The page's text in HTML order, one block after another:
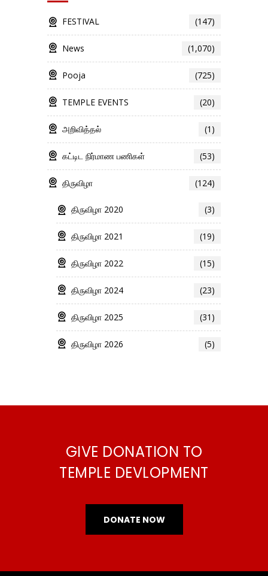
FESTIVAL (147)
News (1,070)
Pooja (725)
TEMPLE EVENTS (20)
அறிவித்தல் (1)
கட்டிட நிர்மாண பணிகள் (53)
திருவிழா (124)
திருவிழா 2020 (3)
திருவிழா 2021 (19)
திருவிழா 2022 (15)
திருவிழா 2024 (23)
திருவிழா 2025 (31)
திருவிழா 2026 (5)
GIVE DONATION TO
TEMPLE DEVLOPMENT
DONATE NOW